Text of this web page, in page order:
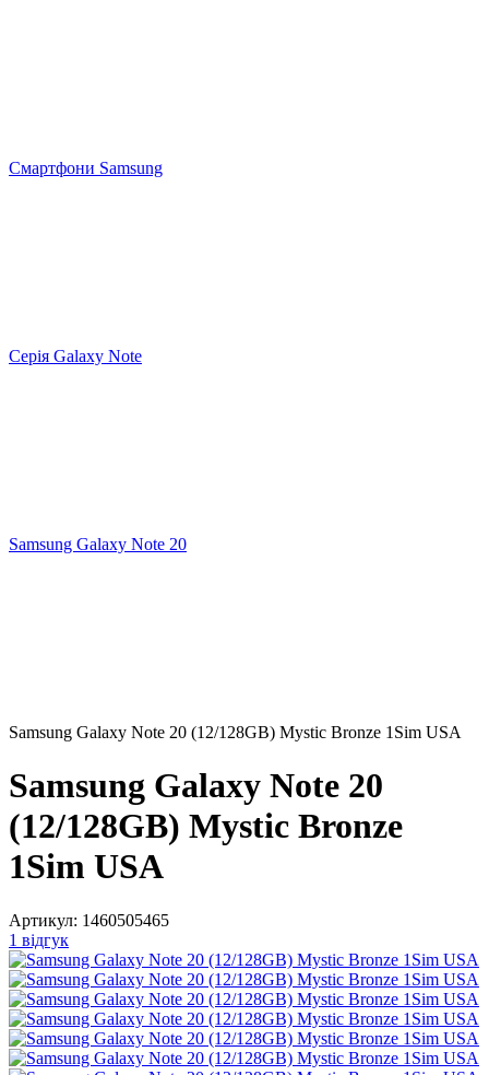
Смартфони Samsung
Серія Galaxy Note
Samsung Galaxy Note 20
Samsung Galaxy Note 20 (12/128GB) Mystic Bronze 1Sim USA
Samsung Galaxy Note 20
(12/128GB) Mystic Bronze
1Sim USA
Артикул: 1460505465
1 відгук